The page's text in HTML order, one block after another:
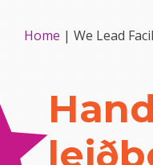
Home | We Lead